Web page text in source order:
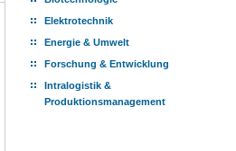
Elektrotechnik
Energie & Umwelt
Forschung & Entwicklung
Intralogistik &
Produktionsmanagement